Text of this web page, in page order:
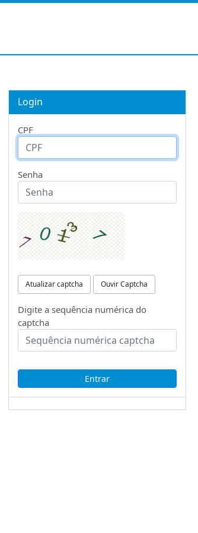
Login
CPF
Senha
Atualizar captcha Ouvir Captcha
Digite a sequência numérica do
captcha